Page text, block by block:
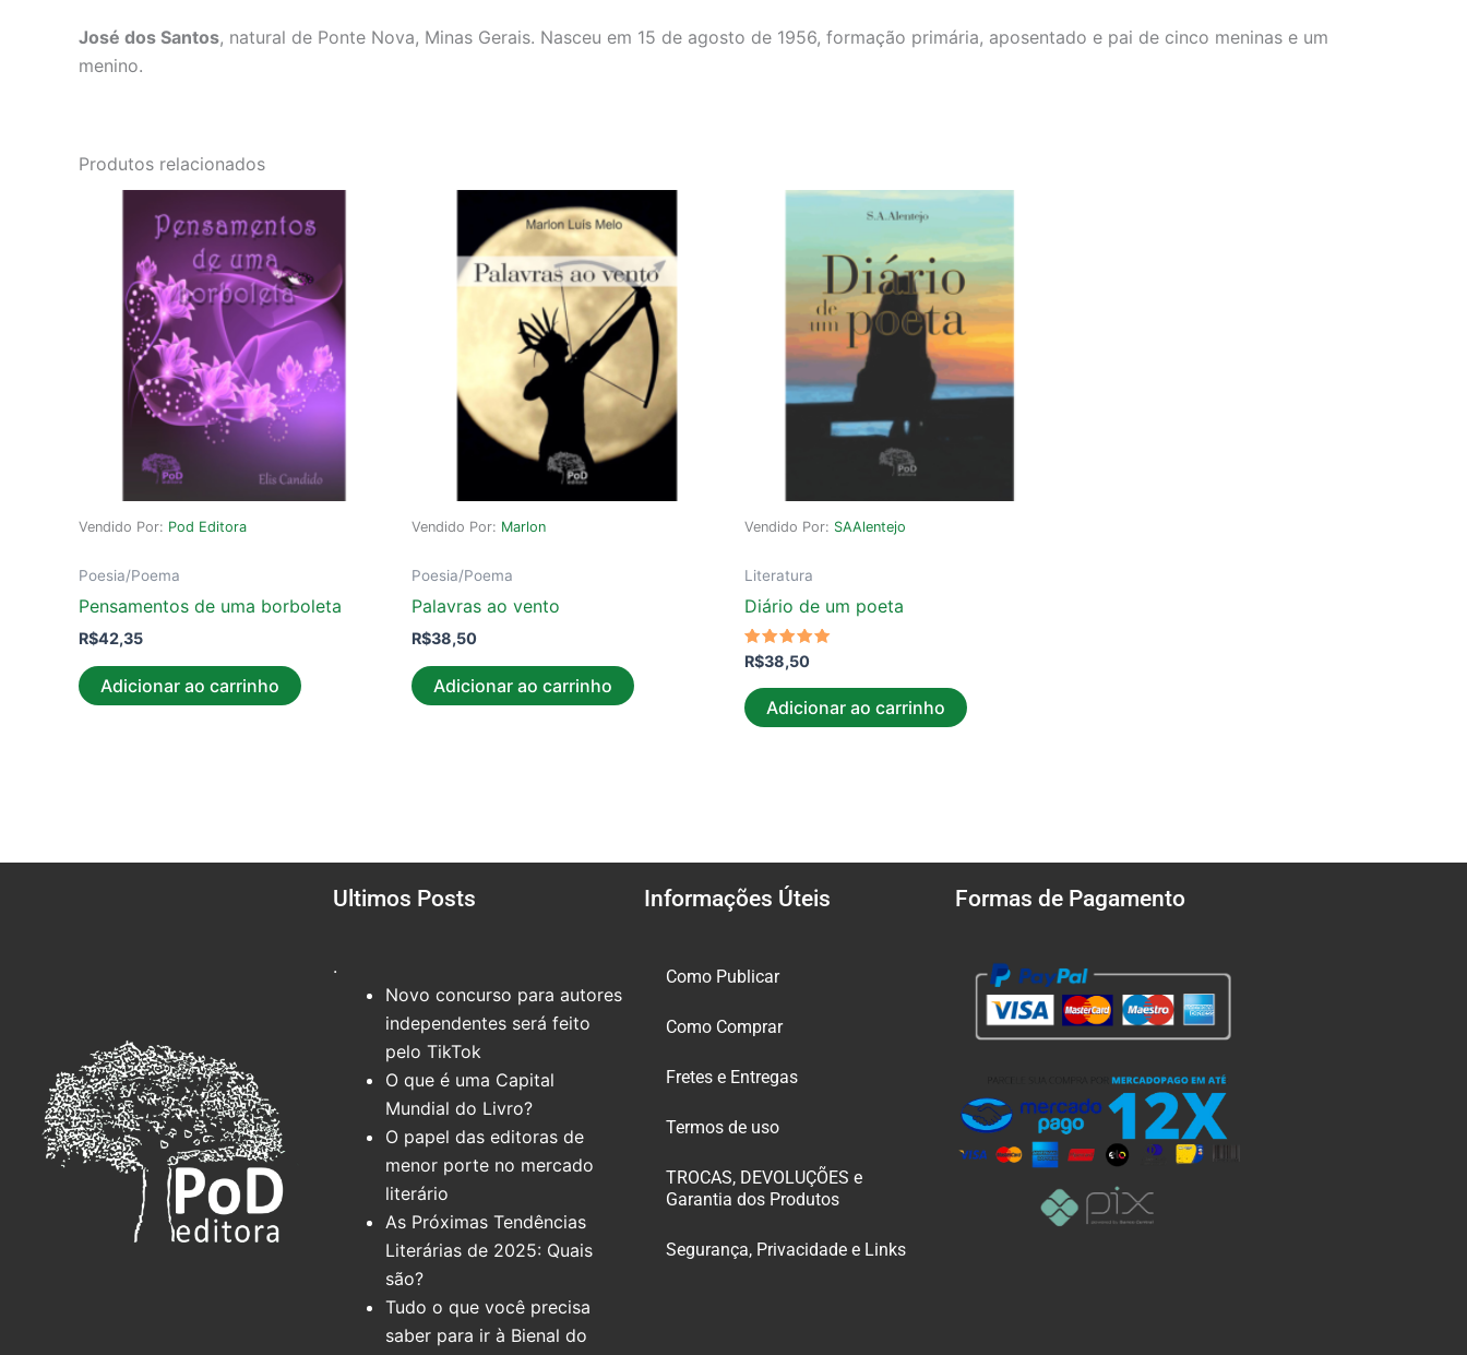
José dos Santos, natural de Ponte Nova, Minas Gerais. Nasceu em 15 de agosto de 1956, formação primária, aposentado e pai de cinco meninas e um
menino.
Produtos relacionados
Vendido Por: Pod Editora
Poesia/Poema
Pensamentos de uma borboleta
R$42,35
Adicionar ao carrinho
Vendido Por: Marlon
Poesia/Poema
Palavras ao vento
R$38,50
Adicionar ao carrinho
Vendido Por: SAAlentejo
Literatura
Diário de um poeta
Avaliação
5.00
de 5
R$38,50
Adicionar ao carrinho
Ultimos Posts
.
Novo concurso para autores
independentes será feito
pelo TikTok
O que é uma Capital
Mundial do Livro?
O papel das editoras de
menor porte no mercado
literário
As Próximas Tendências
Literárias de 2025: Quais
são?
Tudo o que você precisa
saber para ir à Bienal do
Informações Úteis
Como Publicar
Como Comprar
Fretes e Entregas
Termos de uso
TROCAS, DEVOLUÇÕES e
Garantia dos Produtos
Segurança, Privacidade e Links
Formas de Pagamento